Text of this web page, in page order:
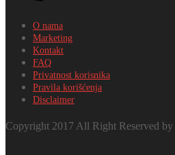
O nama
Marketing
Kontakt
FAQ
Privatnost korisnika
Pravila korišćenja
Disclaimer
Copyright 2017 All Right Reserved by